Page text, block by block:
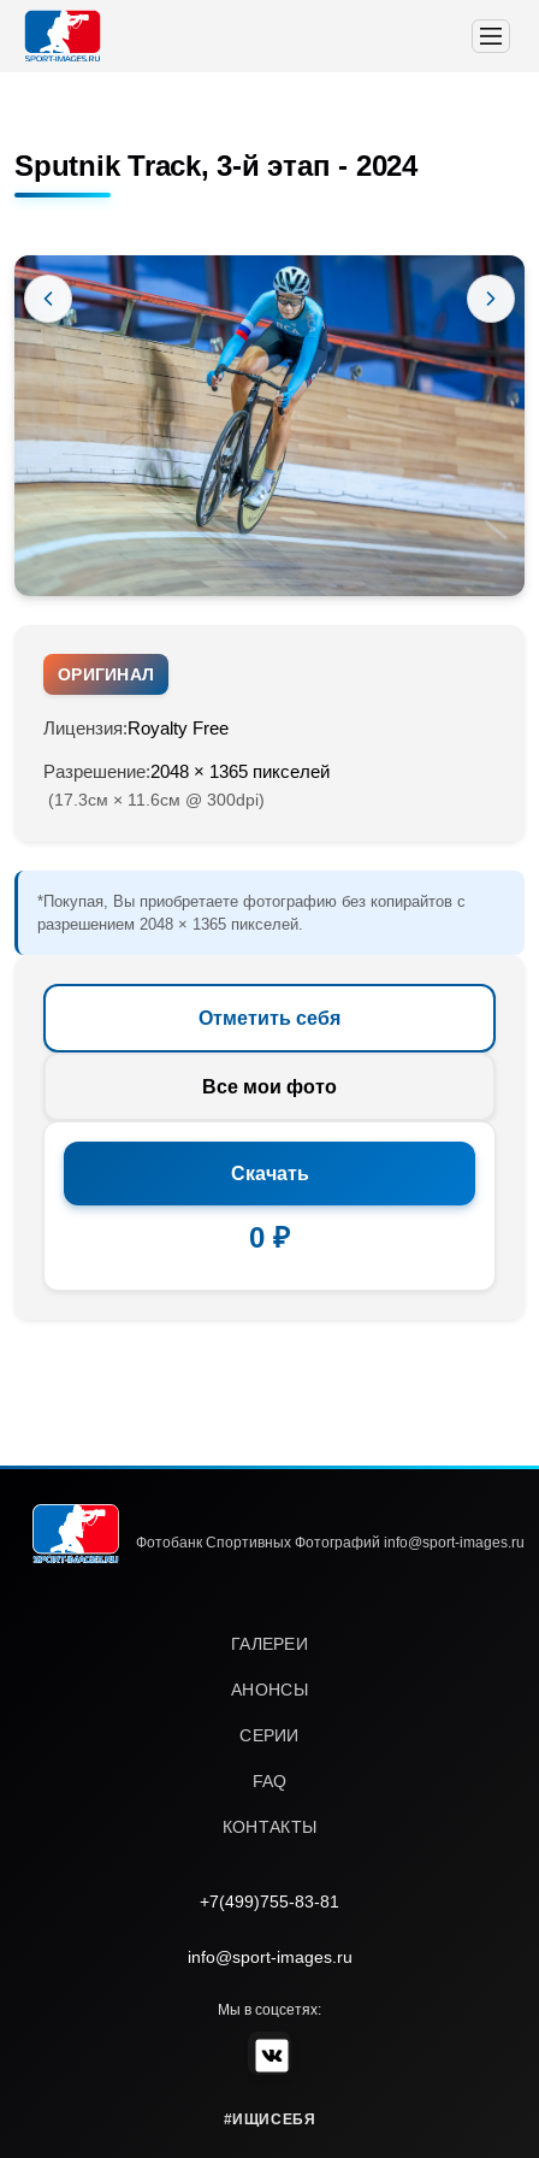
Sputnik Track, 3-й этап - 2024
ОРИГИНАЛ
Лицензия:Royalty Free
Разрешение:2048 × 1365 пикселей
(17.3см × 11.6см @ 300dpi)
*Покупая, Вы приобретаете фотографию без копирайтов с
разрешением 2048 × 1365 пикселей.
Отметить себя
Все мои фото
Скачать
0 ₽
Фотобанк Спортивных Фотографий info@sport-images.ru
ГАЛЕРЕИ
АНОНСЫ
СЕРИИ
FAQ
КОНТАКТЫ
+7(499)755-83-81
info@sport-images.ru
Мы в соцсетях:
#ИЩИСЕБЯ